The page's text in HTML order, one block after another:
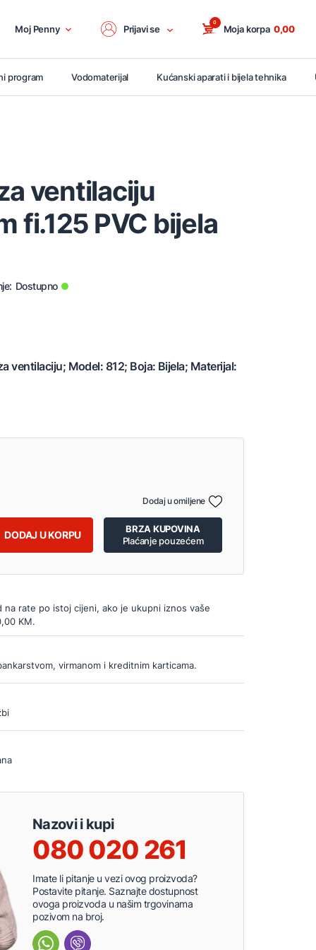
Moj Penny Prijavi se Moja korpa
0
0,00
program Vodomaterijal Kućanski aparati i bijela tehnika
ventilaciju
fi.125 PVC bijela
Dostupno
ventilaciju; Model: 812; Boja: Bijela; Materijal:
DODAJ U KORPU
BRZA KUPOVINA
Plaćanje pouzećem
Dodaj u omiljene
na rate po istoj cijeni, ako je ukupni iznos vaše
KM.
virmanom i kreditnim karticama.
Nazovi i kupi
080 020 261
Imate li pitanje u vezi ovog proizvoda?
Postavite pitanje. Saznajte dostupnost
ovoga proizvoda u našim trgovinama
pozivom na broj.